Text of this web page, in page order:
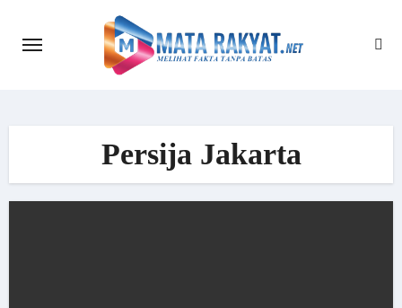
Persija Jakarta